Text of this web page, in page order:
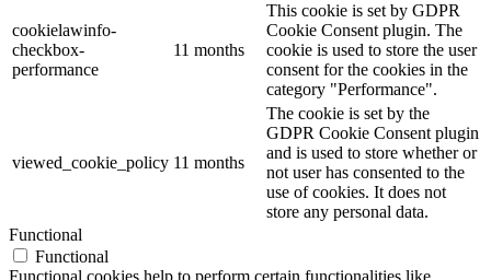
cookielawinfo-
checkbox-
performance
11 months
This cookie is set by GDPR
Cookie Consent plugin. The
cookie is used to store the user
consent for the cookies in the
category "Performance".
viewed_cookie_policy 11 months
The cookie is set by the
GDPR Cookie Consent plugin
and is used to store whether or
not user has consented to the
use of cookies. It does not
store any personal data.
Functional
Functional